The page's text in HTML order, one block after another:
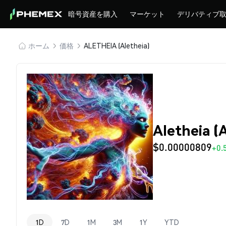
暗号資産を購入 マーケット デリバティブ
ホーム 価格 ALETHEIA (Aletheia)
Aletheia
$0.00000809
1D 7D 1M 3M 1Y YTD